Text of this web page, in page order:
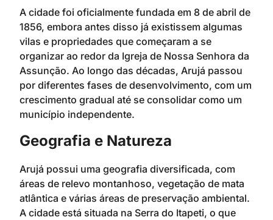
A cidade foi oficialmente fundada em 8 de abril de
1856, embora antes disso já existissem algumas
vilas e propriedades que começaram a se
organizar ao redor da Igreja de Nossa Senhora da
Assunção. Ao longo das décadas, Arujá passou
por diferentes fases de desenvolvimento, com um
crescimento gradual até se consolidar como um
município independente.
Geografia e Natureza
Arujá possui uma geografia diversificada, com
áreas de relevo montanhoso, vegetação de mata
atlântica e várias áreas de preservação ambiental.
A cidade está situada na Serra do Itapeti, o que